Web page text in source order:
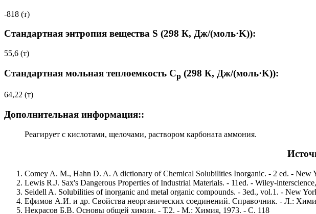
-818 (т)
Стандартная энтропия вещества S (298 К, Дж/(моль·K)):
55,6 (т)
Стандартная мольная теплоемкость Cp (298 К, Дж/(моль·K)):
64,22 (т)
Дополнительная информация::
Реагирует с кислотами, щелочами, раствором карбоната аммония.
Comey A. M., Hahn D. A. A dictionary of Chemical Solubilities Inorganic. - 2 ed. -
Lewis R.J. Sax's Dangerous Properties of Industrial Materials. - 11ed. - Wiley-
Seidell A. Solubilities of inorganic and metal organic compounds. - 3ed., vol.1. - New
Ефимов А.И. и др. Свойства неорганических соединений. Справочник. - Л.:
Некрасов Б.В. Основы общей химии. - Т.2. - М.: Химия, 1973. - С. 118